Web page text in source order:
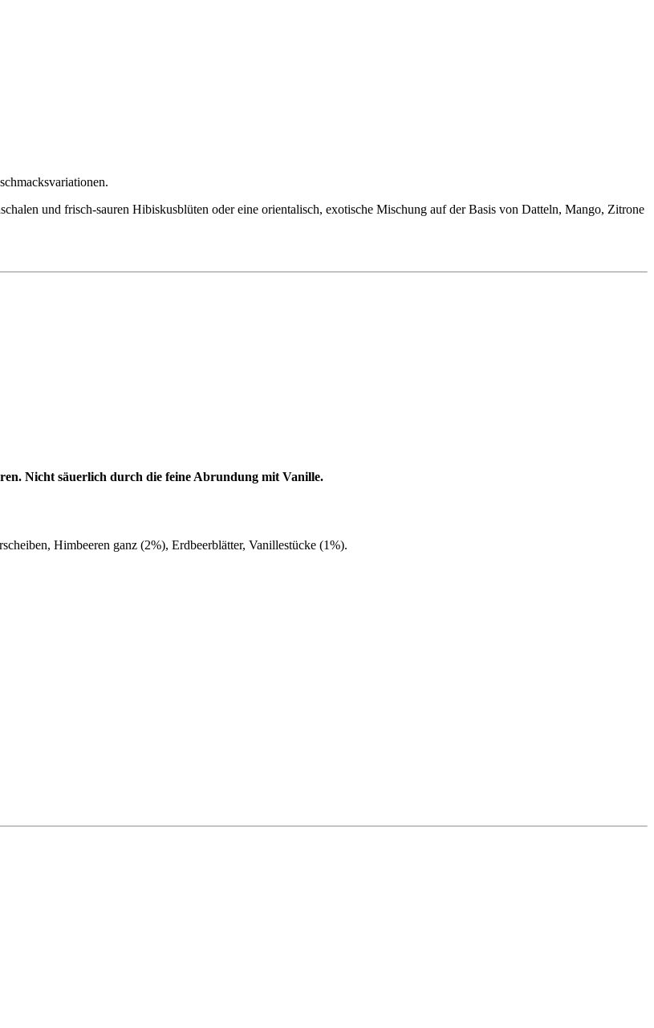
und frisch-sauren Hibiskusblüten oder eine orientalisch, exotische Mischung auf der Basis von Datteln, Mango, Zitrone
Nicht säuerlich durch die feine Abrundung mit Vanille.
Himbeeren ganz (2%), Erdbeerblätter, Vanillestücke (1%).